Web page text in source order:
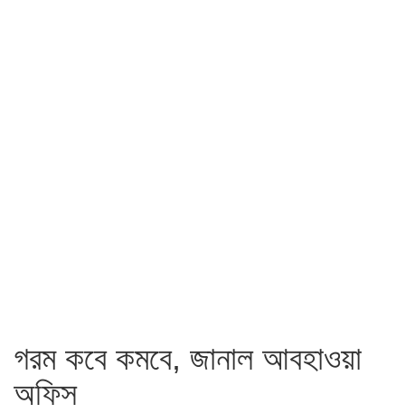
গরম কবে কমবে, জানাল আবহাওয়া
অফিস